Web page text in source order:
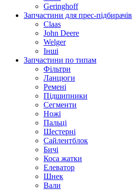
Geringhoff
Запчастини для прес-підбирачів
Claas
John Deere
Welger
Інші
Запчастини по типам
Фільтри
Ланцюги
Ремені
Підшипники
Сегменти
Ножі
Пальці
Шестерні
Сайлентблок
Бичі
Коса жатки
Елеватор
Шнек
Вали